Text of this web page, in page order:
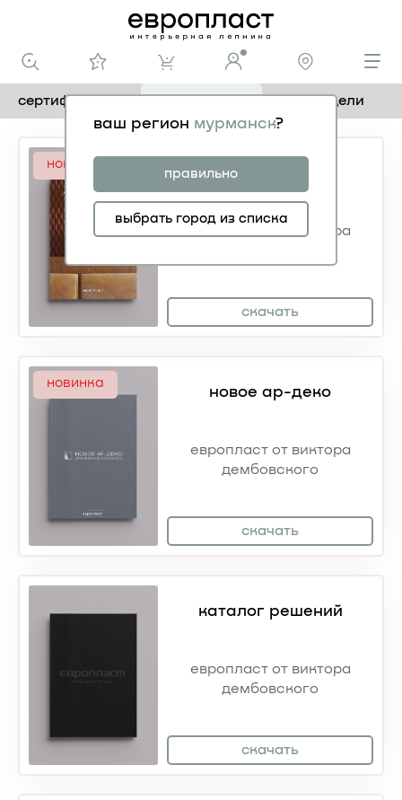
ваш регион мурманск?
правильно
выбрать город из списка
сертификаты каталоги 3d модели
новинка
модернистик
европласт
от виктора
скачать
новинка
новое ар-деко
европласт от виктора
дембовского
скачать
каталог решений
европласт от виктора
дембовского
скачать